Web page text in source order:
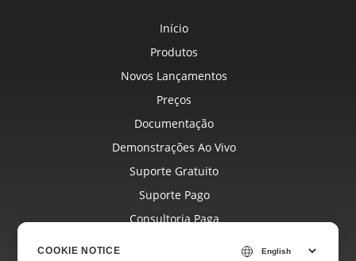
Início
Produtos
Novos Lançamentos
Preços
Documentação
Demonstrações Ao Vivo
Suporte Gratuito
Suporte Pago
Consultoria Paga
COOKIE NOTICE